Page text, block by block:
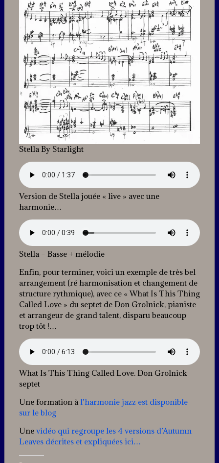
Stella By Starlight
Version de Stella jouée « live » avec une
harmonie…
Stella – Basse + mélodie
Enfin, pour terminer, voici un exemple de très bel
arrangement (ré harmonisation et changement de
structure rythmique), avec ce « What Is This Thing
Called Love » du septet de Don Grolnick, pianiste
et arrangeur de grand talent, disparu beaucoup
trop tôt !…
What Is This Thing Called Love. Don Grolnick
septet
Une formation à l’harmonie jazz est disponible
sur le blog
Une vidéo qui regroupe les 4 versions d’Autumn
Leaves décrites et expliquées ici…